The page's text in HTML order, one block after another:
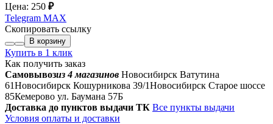
Цена: 250 ₽
Telegram MAX
Скопировать ссылку
В корзину
Купить в 1 клик
Как получить заказ
Самовывозиз 4 магазинов Новосибирск Ватутина
61Новосибирск Кошурникова 39/1Новосибирск Старое шоссе
85Кемерово ул. Баумана 57Б
Доставка до пунктов выдачи ТК Все пункты выдачи
Условия оплаты и доставки